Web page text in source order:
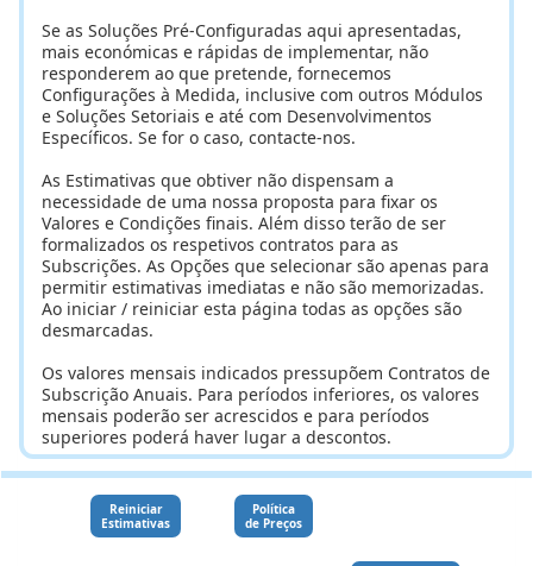
Se as Soluções Pré-Configuradas aqui apresentadas,
mais económicas e rápidas de implementar, não
responderem ao que pretende, fornecemos
Configurações à Medida, inclusive com outros Módulos
e Soluções Setoriais e até com Desenvolvimentos
Específicos. Se for o caso, contacte-nos.
As Estimativas que obtiver não dispensam a
necessidade de uma nossa proposta para fixar os
Valores e Condições finais. Além disso terão de ser
formalizados os respetivos contratos para as
Subscrições. As Opções que selecionar são apenas para
permitir estimativas imediatas e não são memorizadas.
Ao iniciar / reiniciar esta página todas as opções são
desmarcadas.
Os valores mensais indicados pressupõem Contratos de
Subscrição Anuais. Para períodos inferiores, os valores
mensais poderão ser acrescidos e para períodos
superiores poderá haver lugar a descontos.
Política
de Preços
Reiniciar
Estimativas